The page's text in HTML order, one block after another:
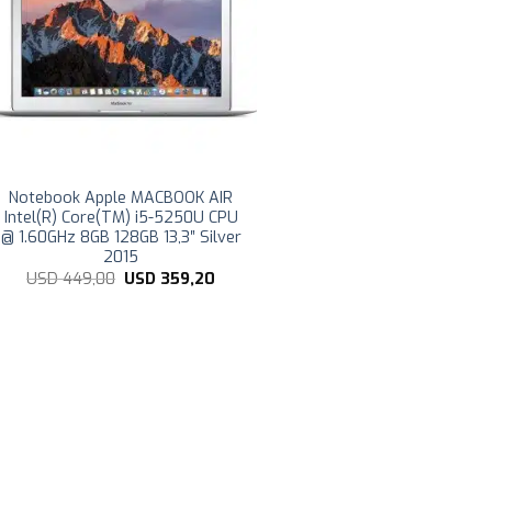
Notebook Apple MACBOOK AIR
Intel(R) Core(TM) i5-5250U CPU
@ 1.60GHz 8GB 128GB 13,3″ Silver
2015
USD449,00 El
USD 359,20